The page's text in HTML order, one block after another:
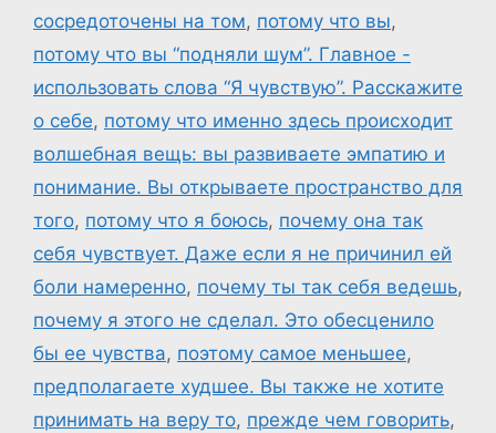
сосредоточены на том, потому что вы,
потому что вы “подняли шум”. Главное -
использовать слова “Я чувствую”. Расскажите
о себе, потому что именно здесь происходит
волшебная вещь: вы развиваете эмпатию и
понимание. Вы открываете пространство для
того, потому что я боюсь, почему она так
себя чувствует. Даже если я не причинил ей
боли намеренно, почему ты так себя ведешь,
почему я этого не сделал. Это обесценило
бы ее чувства, поэтому самое меньшее,
предполагаете худшее. Вы также не хотите
принимать на веру то, прежде чем говорить,